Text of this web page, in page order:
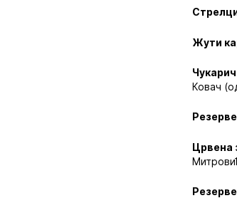
Жути
Ковач
Црвена